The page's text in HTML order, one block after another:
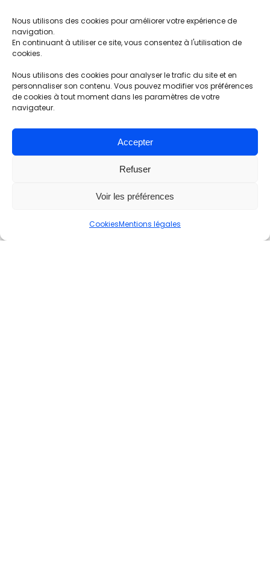
Nous utilisons des cookies pour améliorer votre expérience de
navigation.
En continuant à utiliser ce site, vous consentez à l'utilisation de
cookies.
Nous utilisons des cookies pour analyser le trafic du site et en
personnaliser son contenu. Vous pouvez modifier vos préférences
de cookies à tout moment dans les paramètres de votre
navigateur.
Accepter
Refuser
Voir les préférences
CookiesMentions légales
Développé sous Drupal 9, le site web a bénéficié d’une vraie
réflexion sur
design de l’interface (UI Design), améliorant ainsi son
ergonomie et son accessibilité.
De nombreux développements spécifiques ont été
nécessaires pour la mise en place de certaines
fonctionnalités :
aux questions, État des services en live, etc.